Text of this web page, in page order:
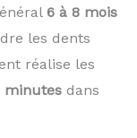
6 à 8 mois
les dents
réalise les
minutes dans